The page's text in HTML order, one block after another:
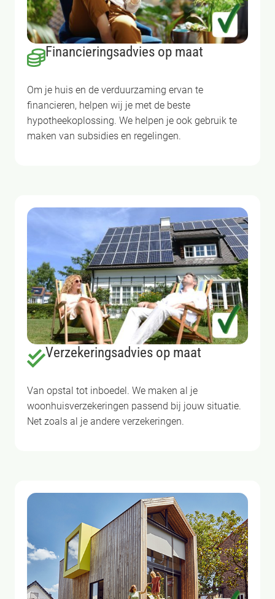
Financieringsadvies op maat
Om je huis en de verduurzaming ervan te
financieren, helpen wij je met de beste
hypotheekoplossing. We helpen je ook gebruik te
maken van subsidies en regelingen.
Verzekeringsadvies op maat
Van opstal tot inboedel. We maken al je
woonhuisverzekeringen passend bij jouw situatie.
Net zoals al je andere verzekeringen.